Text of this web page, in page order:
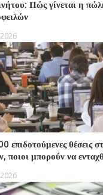
Πώς γίνεται η
θέσεις
ποιοι μπορούν να